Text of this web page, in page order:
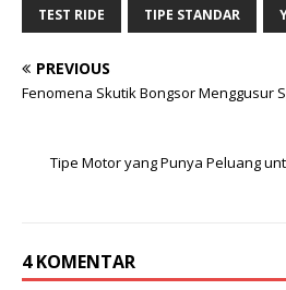
TEST RIDE TIPE STANDAR
PREVIOUS
Fenomena Skutik Bongsor Menggusur
Tipe Motor yang Punya Peluang
4 KOMENTAR